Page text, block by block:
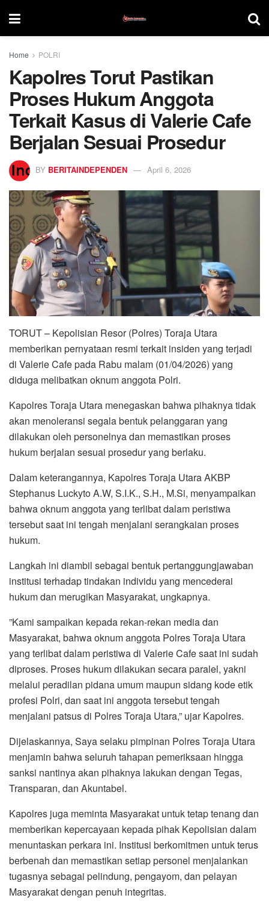
Home POLRI
Kapolres Torut Pastikan
Proses Hukum Anggota
Terkait Kasus di Valerie Cafe
Berjalan Sesuai Prosedur
BY BERITAINDEPENDEN April 6, 2026
​TORUT – Kepolisian Resor (Polres) Toraja Utara
memberikan pernyataan resmi terkait insiden yang terjadi
di Valerie Cafe pada Rabu malam (01/04/2026) yang
diduga melibatkan oknum anggota Polri.
Kapolres Toraja Utara menegaskan bahwa pihaknya tidak
akan menoleransi segala bentuk pelanggaran yang
dilakukan oleh personelnya dan memastikan proses
hukum berjalan sesuai prosedur yang berlaku.
​Dalam keterangannya, Kapolres Toraja Utara AKBP
Stephanus Luckyto A.W, S.I.K., S.H., M.Si, menyampaikan
bahwa oknum anggota yang terlibat dalam peristiwa
tersebut saat ini tengah menjalani serangkaian proses
hukum.
Langkah ini diambil sebagai bentuk pertanggungjawaban
institusi terhadap tindakan individu yang mencederai
hukum dan merugikan Masyarakat, ungkapnya.
​”Kami sampaikan kepada rekan-rekan media dan
Masyarakat, bahwa oknum anggota Polres Toraja Utara
yang terlibat dalam peristiwa di Valerie Cafe saat ini sudah
diproses. Proses hukum dilakukan secara paralel, yakni
melalui peradilan pidana umum maupun sidang kode etik
profesi Polri, dan saat ini anggota tersebut tengah
menjalani patsus di Polres Toraja Utara,” ujar Kapolres.
Dijelaskannya, Saya selaku pimpinan Polres Toraja Utara
menjamin bahwa seluruh tahapan pemeriksaan hingga
sanksi nantinya akan pihaknya lakukan dengan Tegas,
Transparan, dan Akuntabel.
Kapolres juga meminta Masyarakat untuk tetap tenang dan
memberikan kepercayaan kepada pihak Kepolisian dalam
menuntaskan perkara ini. Institusi berkomitmen untuk terus
berbenah dan memastikan setiap personel menjalankan
tugasnya sebagai pelindung, pengayom, dan pelayan
Masyarakat dengan penuh integritas.